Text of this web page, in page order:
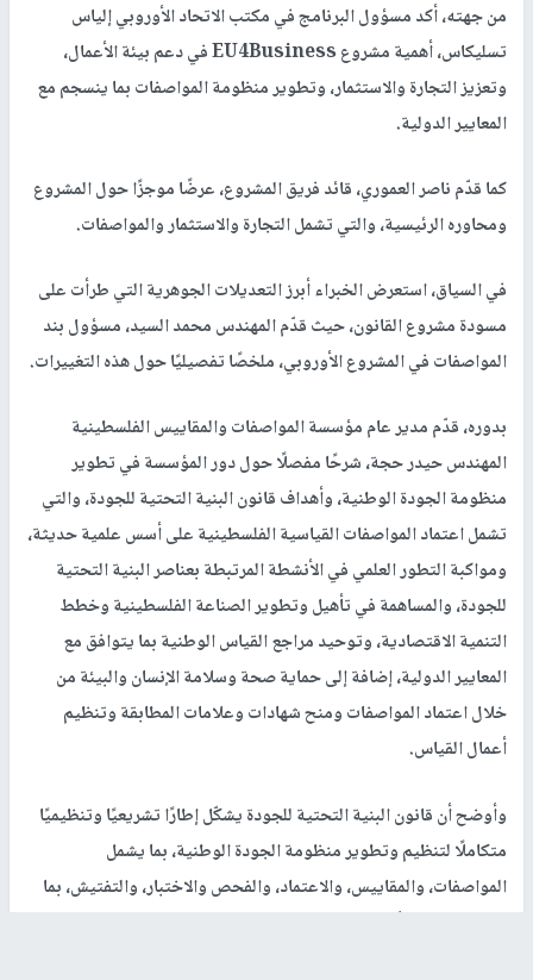
من جهته، أكد مسؤول البرنامج في مكتب الاتحاد الأوروبي إلياس
تسليكاس، أهمية مشروع EU4Business في دعم بيئة الأعمال،
وتعزيز التجارة والاستثمار، وتطوير منظومة المواصفات بما ينسجم مع
المعايير الدولية.
كما قدّم ناصر العموري، قائد فريق المشروع، عرضًا موجزًا حول المشروع
ومحاوره الرئيسية، والتي تشمل التجارة والاستثمار والمواصفات.
في السياق، استعرض الخبراء أبرز التعديلات الجوهرية التي طرأت على
مسودة مشروع القانون، حيث قدّم المهندس محمد السيد، مسؤول بند
المواصفات في المشروع الأوروبي، ملخصًا تفصيليًا حول هذه التغييرات.
بدوره، قدّم مدير عام مؤسسة المواصفات والمقاييس الفلسطينية
المهندس حيدر حجة، شرحًا مفصلًا حول دور المؤسسة في تطوير
منظومة الجودة الوطنية، وأهداف قانون البنية التحتية للجودة، والتي
تشمل اعتماد المواصفات القياسية الفلسطينية على أسس علمية حديثة،
ومواكبة التطور العلمي في الأنشطة المرتبطة بعناصر البنية التحتية
للجودة، والمساهمة في تأهيل وتطوير الصناعة الفلسطينية وخطط
التنمية الاقتصادية، وتوحيد مراجع القياس الوطنية بما يتوافق مع
المعايير الدولية، إضافة إلى حماية صحة وسلامة الإنسان والبيئة من
خلال اعتماد المواصفات ومنح شهادات وعلامات المطابقة وتنظيم
أعمال القياس.
وأوضح أن قانون البنية التحتية للجودة يشكّل إطارًا تشريعيًا وتنظيميًا
متكاملًا لتنظيم وتطوير منظومة الجودة الوطنية، بما يشمل
المواصفات، والمقاييس، والاعتماد، والفحص والاختبار، والتفتيش، بما